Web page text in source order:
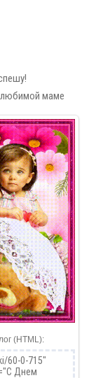
любимой маме
(HTML):